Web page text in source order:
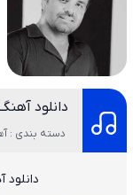
دانلود
دسته بندی :